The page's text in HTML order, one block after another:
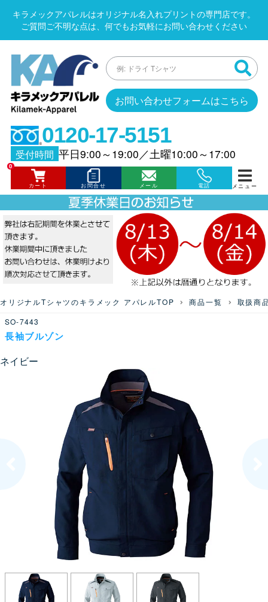
キラメックアパレルはオリジナル名入れプリントの専門店です。
ご質問ご不明な点は、何でもお気軽にお問い合わせください
お問い合わせフォームはこちら
0120-17-5151
受付時間 平日9:00～19:00／土曜10:00～17:00
カート
0
お問合せ メール 電話 メニュー
オリジナルTシャツのキラメック アパレルTOP 商品一覧
取扱商
SO-7443
長袖ブルゾン
ネイビー